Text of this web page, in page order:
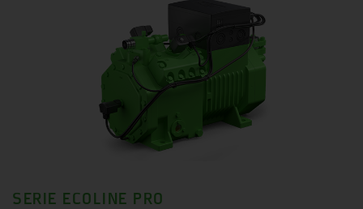
SERIE ECOLINE PRO